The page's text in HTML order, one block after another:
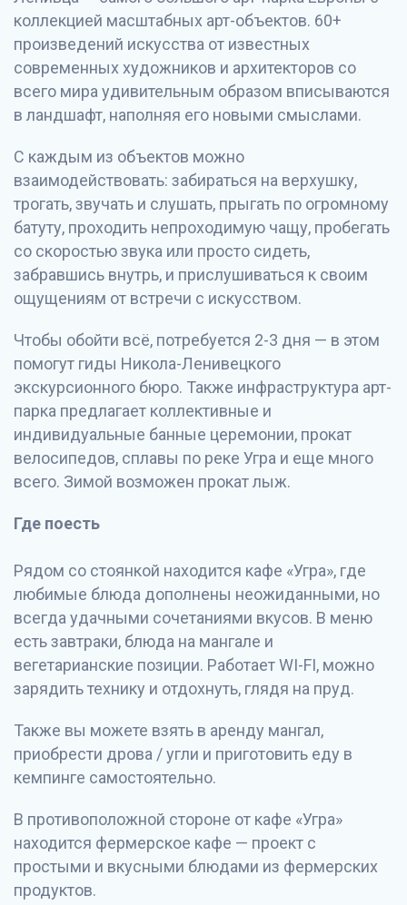
коллекцией масштабных арт-объектов. 60+
произведений искусства от известных
современных художников и архитекторов со
всего мира удивительным образом вписываются
в ландшафт, наполняя его новыми смыслами.
С каждым из объектов можно
взаимодействовать: забираться на верхушку,
трогать, звучать и слушать, прыгать по огромному
батуту, проходить непроходимую чащу, пробегать
со скоростью звука или просто сидеть,
забравшись внутрь, и прислушиваться к своим
ощущениям от встречи с искусством.
Чтобы обойти всё, потребуется 2-3 дня — в этом
помогут гиды Никола-Ленивецкого
экскурсионного бюро. Также инфраструктура арт-
парка предлагает коллективные и
индивидуальные банные церемонии, прокат
велосипедов, сплавы по реке Угра и еще много
всего. Зимой возможен прокат лыж.
Где поесть
Рядом со стоянкой находится кафе «Угра», где
любимые блюда дополнены неожиданными, но
всегда удачными сочетаниями вкусов. В меню
есть завтраки, блюда на мангале и
вегетарианские позиции. Работает WI-FI, можно
зарядить технику и отдохнуть, глядя на пруд.
Также вы можете взять в аренду мангал,
приобрести дрова / угли и приготовить еду в
кемпинге самостоятельно.
В противоположной стороне от кафе «Угра»
находится фермерское кафе — проект с
простыми и вкусными блюдами из фермерских
продуктов.